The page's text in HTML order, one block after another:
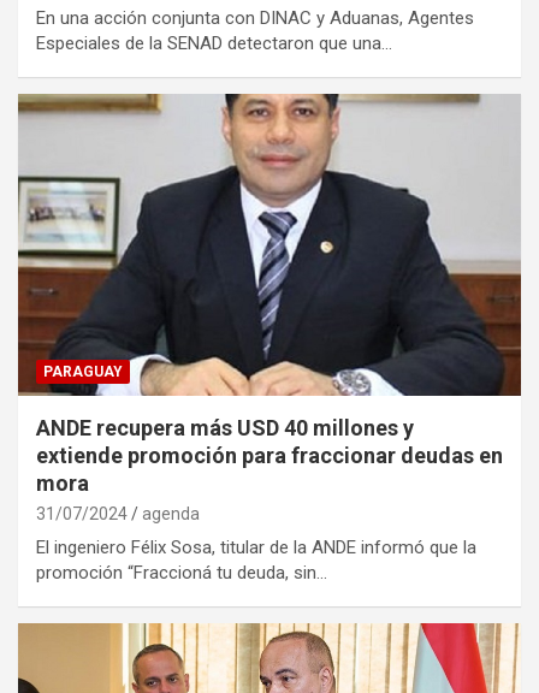
En una acción conjunta con DINAC y Aduanas, Agentes
Especiales de la SENAD detectaron que una…
PARAGUAY
ANDE recupera más USD 40 millones y
extiende promoción para fraccionar deudas en
mora
31/07/2024 agenda
El ingeniero Félix Sosa, titular de la ANDE informó que la
promoción “Fraccioná tu deuda, sin…